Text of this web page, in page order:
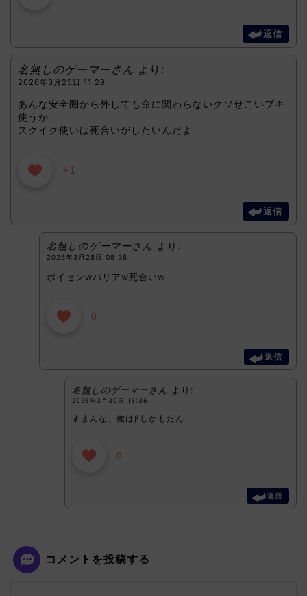
返信
名無しのゲーマーさん より:
2026年3月25日 11:29
あんな安全圏から外しても命に関わらないクソせこいブキ
使うか
スクイク使いは死合いがしたいんだよ
+1
返信
名無しのゲーマーさん より:
2026年3月28日 08:35
ポイセンwバリアw死合いw
0
返信
名無しのゲーマーさん より:
2026年3月30日 13:36
すまんな、俺はβしかもたん
0
返信
コメントを投稿する